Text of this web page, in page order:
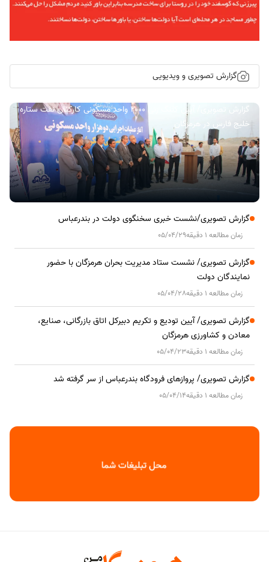
گزارش تصویری و ویدیویی
گزارش تصویری/ آیین کلنگ زنی ۲۰۰۰ واحد مسکونی کارکنان نفت ستاره
خلیج فارس در هرمزگان
گزارش تصویری/نشست خبری سخنگوی دولت در بندرعباس
زمان مطالعه 1 دقیقه 05/04/29
گزارش تصویری/ نشست ستاد مدیریت بحران هرمزگان با حضور
نمایندگان دولت
زمان مطالعه 1 دقیقه 05/04/28
گزارش تصویری/ آیین تودیع و تکریم دبیرکل اتاق بازرگانی، صنایع،
معادن و کشاورزی هرمزگان
زمان مطالعه 1 دقیقه 05/04/23
گزارش تصویری/ پروازهای فرودگاه بندرعباس از سر گرفته شد
زمان مطالعه 1 دقیقه 05/04/14